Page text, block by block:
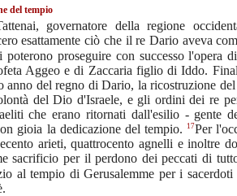
del tempio
governatore della regione
esattamente ciò che il re Dario aveva
poterono proseguire con successo l'opera
Aggeo e di Zaccaria figlio di Iddo.
anno del regno di Dario, la ricostruzione
del Dio d'Israele, e gli ordini dei re
che erano ritornati dall'esilio - gente
gioia la dedicazione del tempio.
17Per
arieti, quattrocento agnelli e inoltre
sacrificio per il perdono dei peccati di
al tempio di Gerusalemme per i